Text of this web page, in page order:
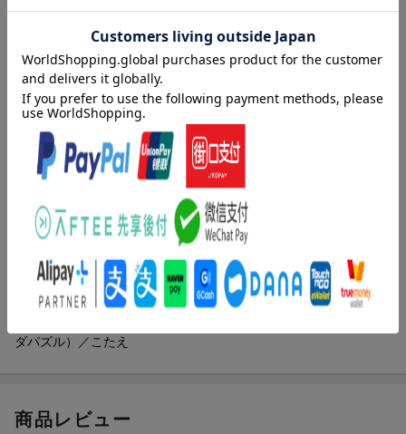
同じ数字どうしを線でむすぶパズル「ナンバーリンク」の初級編
です。ここでは、数字ではなく「絵」をむすぶので「絵むすび」
という名前でおおくりします。新聞、雑誌ではこちらの方がおな
じみ。お子さまからお年寄りまで楽しめます。ひらめき力がグン
グンアップしますよ。
内容紹介（「BOOK」データベースより）
直感力をきたえたいあなたにピッタリのパズル、それがナンバー
リンク（絵むすび）です。同じ数字（絵）を線でむすぶだけ。難
問がスカッと解けたときの気持ち良さ、文句なし！
目次（「BOOK」データベースより）
絵むすびのあそびかたとれんしゅう／絵むすび１〜５４／ちょっ
ダパズル）／こたえ
商品レビュー